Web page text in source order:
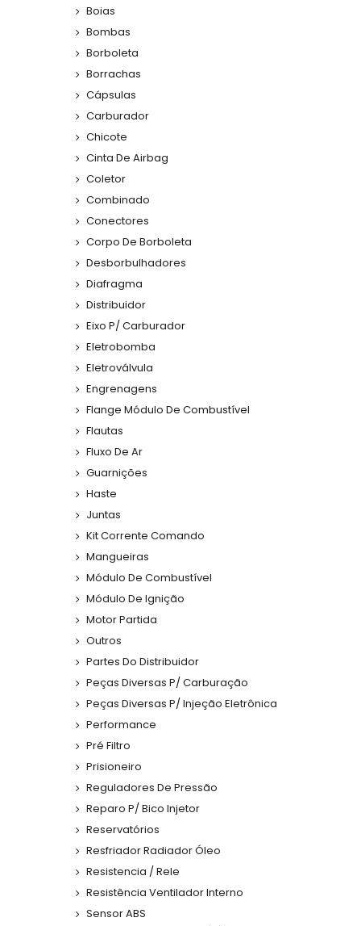
Boias
Bombas
Borboleta
Borrachas
Cápsulas
Carburador
Chicote
Cinta De Airbag
Coletor
Combinado
Conectores
Corpo De Borboleta
Desborbulhadores
Diafragma
Distribuidor
Eixo P/ Carburador
Eletrobomba
Eletroválvula
Engrenagens
Flange Módulo De Combustível
Flautas
Fluxo De Ar
Guarnições
Haste
Juntas
Kit Corrente Comando
Mangueiras
Módulo De Combustível
Módulo De Ignição
Motor Partida
Outros
Partes Do Distribuidor
Peças Diversas P/ Carburação
Peças Diversas P/ Injeção Eletrônica
Performance
Pré Filtro
Prisioneiro
Reguladores De Pressão
Reparo P/ Bico Injetor
Reservatórios
Resfriador Radiador Óleo
Resistencia / Rele
Resistência Ventilador Interno
Sensor ABS